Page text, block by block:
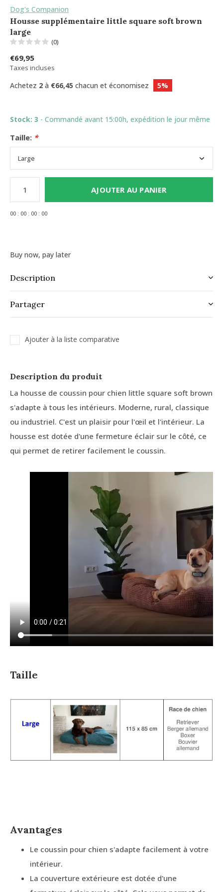
Dog's Companion
Housse supplémentaire little square soft brown
large
(0)
€69,95
Taxes incluses
Achetez 2 à €66,45 chacun et économisez 5%
Stock: 3 - Commandé avant 15:00h, expédition le jour même
Taille: *
AJOUTER AU PANIER
00 : 00 : 00 : 00
Buy now, pay later
Description
Partager
Ajouter à la liste comparative
Description du produit
La housse de coussin pour chien little square soft brown
s'adapte à tous les intérieurs. Moderne, rural, classique
ou industriel. C'est un plaisir pour l'œil et l'intérieur. La
housse est dotée d'une fermeture éclair sur le côté, ce
qui permet de retirer facilement le coussin.
Taille
Avantages
Le coussin pour chien s'adapte facilement à votre
intérieur.
La couverture extérieure est dotée d'une